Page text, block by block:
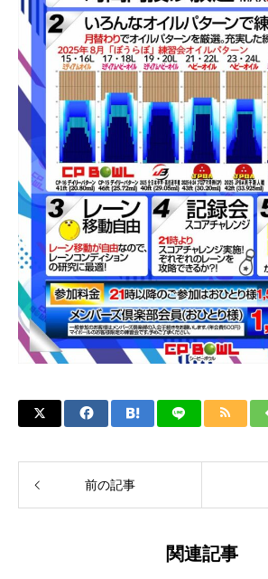
前の記事
関連記事